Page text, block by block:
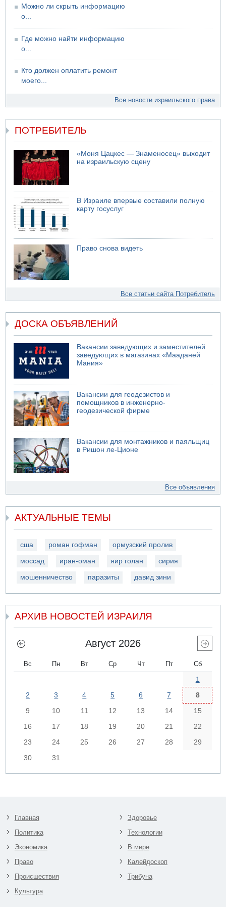
Можно ли скрыть информацию
о...
Где можно найти информацию
о...
Кто должен оплатить ремонт
моего...
Все новости израильского права
ПОТРЕБИТЕЛЬ
«Моня Цацкес — Знаменосец» выходит
на израильскую сцену
В Израиле впервые составили полную
карту госуслуг
Право снова видеть
Все статьи сайта Потребитель
ДОСКА ОБЪЯВЛЕНИЙ
Вакансии заведующих и заместителей
заведующих в магазинах «Мааданей
Мания»
Вакансии для геодезистов и
помощников в инженерно-
геодезической фирме
Вакансии для монтажников и паяльщиц
в Ришон ле-Ционе
Все объявления
АКТУАЛЬНЫЕ ТЕМЫ
сша роман гофман ормузский пролив
моссад иран-оман яир голан сирия
мошенничество паразиты давид зини
АРХИВ НОВОСТЕЙ ИЗРАИЛЯ
Август 2026
Вс Пн Вт Ср Чт Пт Сб
1
2
3 4 5 6 7
8
9
10 11 12 13 14
15
16
17 18 19 20 21
22
23
24 25 26 27 28
29
30
31
Главная
Политика
Экономика
Право
Происшествия
Культура
Здоровье
Технологии
В мире
Калейдоскоп
Трибуна